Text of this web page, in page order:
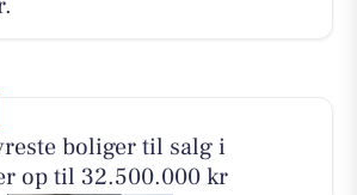
boliger til salg i
op til 32.500.000 kr